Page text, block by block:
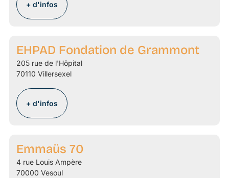
+ d'infos
EHPAD Fondation de Grammont
205 rue de l'Hôpital
70110 Villersexel
+ d'infos
Emmaüs 70
4 rue Louis Ampère
70000 Vesoul